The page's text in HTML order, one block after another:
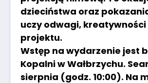
dzieciństwa oraz
uczy odwagi,
projektu.
Wstęp na wydarzenie jest
Kopalni w Wałbrzychu.
sierpnia (godz. 10:00). Na